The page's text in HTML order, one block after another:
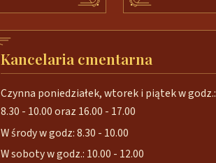
Kancelaria cmentarna
Czynna poniedziałek, wtorek i piątek w godz.:
8.30 - 10.00 oraz 16.00 - 17.00
W środy w godz: 8.30 - 10.00
W soboty w godz.: 10.00 - 12.00